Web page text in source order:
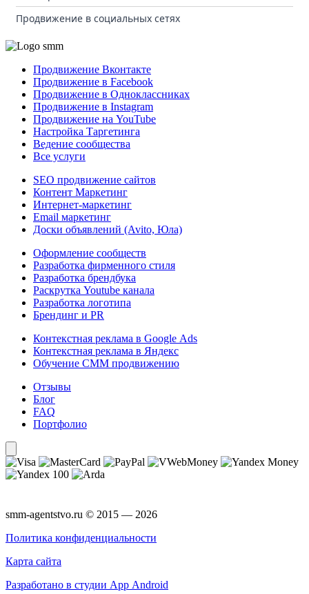
Продвижение в социальных сетях
Продвижение Вконтакте
Продвижение в Facebook
Продвижение в Одноклассниках
Продвижение в Instagram
Продвижение на YouTube
Настройка Таргетинга
Ведение сообщества
Все услуги
SEO продвижение сайтов
Контент Маркетинг
Интернет-маркетинг
Email маркетинг
Доски объявлений (Avito, Юла)
Оформление сообществ
Разработка фирменного стиля
Разработка брендбука
Раскрутка Youtube канала
Разработка логотипа
Брендинг и PR
Контекстная реклама в Google Ads
Контекстная реклама в Яндекс
Обучение СММ продвижению
Отзывы
Блог
FAQ
Портфолио
smm-agentstvo.ru © 2015 — 2026
Политика конфиденциальности
Карта сайта
Разработано в студии App Android